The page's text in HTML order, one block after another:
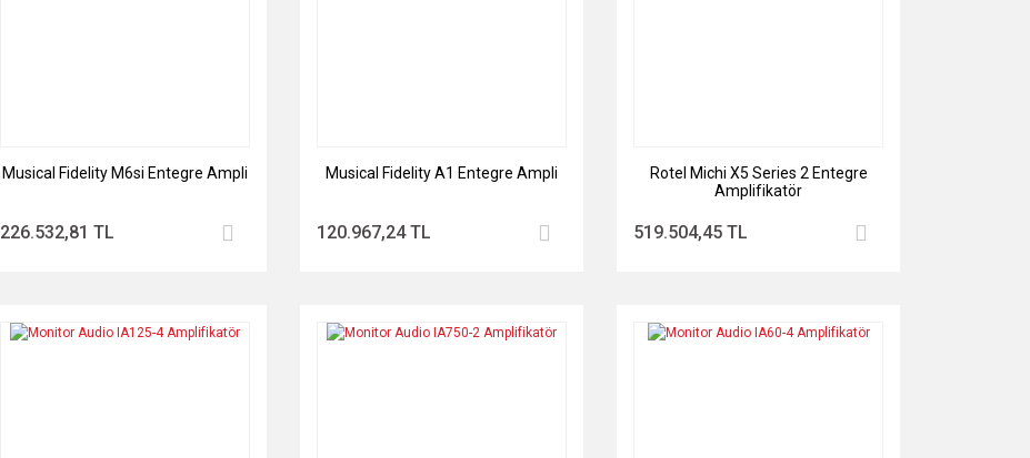
Musical Fidelity M6si Entegre Ampli
226.532,81 TL
Musical Fidelity A1 Entegre Ampli
120.967,24 TL
Rotel Michi X5 Series 2 Entegre
Amplifikatör
519.504,45 TL